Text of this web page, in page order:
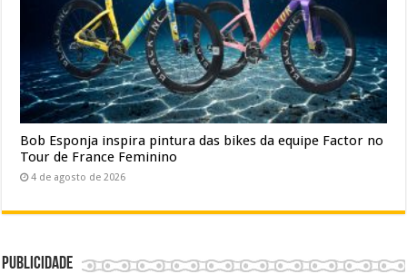
Bob Esponja inspira pintura das bikes da equipe Factor no
Tour de France Feminino
4 de agosto de 2026
Publicidade